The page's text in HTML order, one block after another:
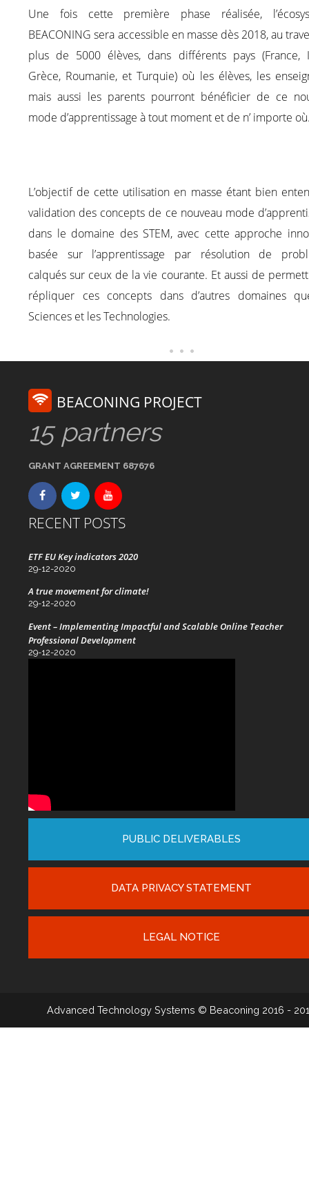
Une fois cette première phase réalisée,
BEACONING sera accessible en masse dès 2018, au
plus de 5000 élèves, dans différents pays (France,
Grèce, Roumanie, et Turquie) où les élèves, les
mais aussi les parents pourront bénéficier de ce
mode d’apprentissage à tout moment et de n’ importe
L’objectif de cette utilisation en masse étant bien
validation des concepts de ce nouveau mode
dans le domaine des STEM, avec cette approche
basée sur l’apprentissage par résolution de
calqués sur ceux de la vie courante. Et aussi de
répliquer ces concepts dans d’autres domaines
Sciences et les Technologies.
BEACONING PROJECT
15 partners
GRANT AGREEMENT 687676
RECENT POSTS
ETF EU Key indicators 2020
29-12-2020
A true movement for climate!
29-12-2020
Event – Implementing Impactful and Scalable Online Teacher
Professional Development
29-12-2020
PUBLIC DELIVERABLES
DATA PRIVACY STATEMENT
LEGAL NOTICE
Advanced Technology Systems © Beaconing 2016 -